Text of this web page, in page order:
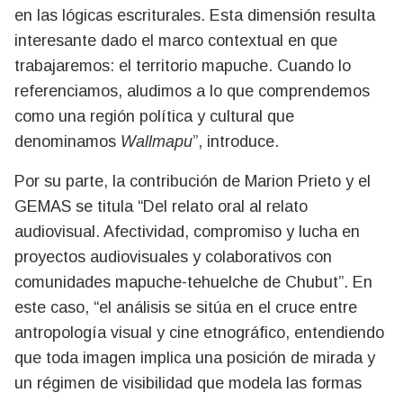
en las lógicas escriturales. Esta dimensión resulta
interesante dado el marco contextual en que
trabajaremos: el territorio mapuche. Cuando lo
referenciamos, aludimos a lo que comprendemos
como una región política y cultural que
denominamos Wallmapu”, introduce.
Por su parte, la contribución de Marion Prieto y el
GEMAS se titula “Del relato oral al relato
audiovisual. Afectividad, compromiso y lucha en
proyectos audiovisuales y colaborativos con
comunidades mapuche-tehuelche de Chubut”. En
este caso, “el análisis se sitúa en el cruce entre
antropología visual y cine etnográfico, entendiendo
que toda imagen implica una posición de mirada y
un régimen de visibilidad que modela las formas